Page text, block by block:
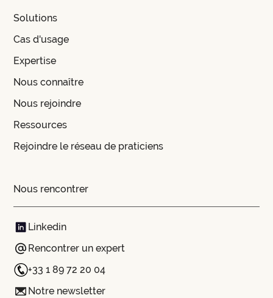
Solutions
Cas d'usage
Expertise
Nous connaître
Nous rejoindre
Ressources
Rejoindre le réseau de praticiens
Nous rencontrer
Linkedin
Rencontrer un expert
+33 1 89 72 20 04
Notre newsletter